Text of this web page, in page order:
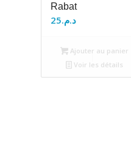
Rabat
د.م.25
Ajouter au panier
Voir les détails